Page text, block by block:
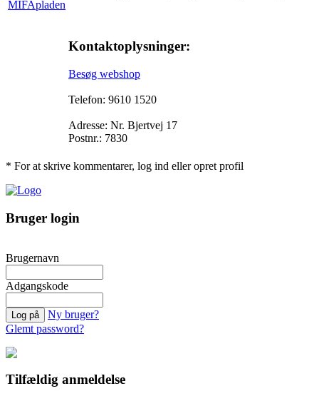
Kontaktoplysninger:
Besøg webshop
Telefon: 9610 1520
Adresse: Nr. Bjertvej 17
Postnr.: 7830
* For at skrive kommentarer, log ind eller opret profil
Bruger login
Brugernavn
Adgangskode
Ny bruger?
Glemt password?
Tilfældig anmeldelse